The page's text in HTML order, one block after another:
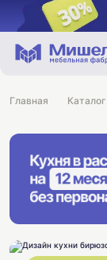
Главная Каталог